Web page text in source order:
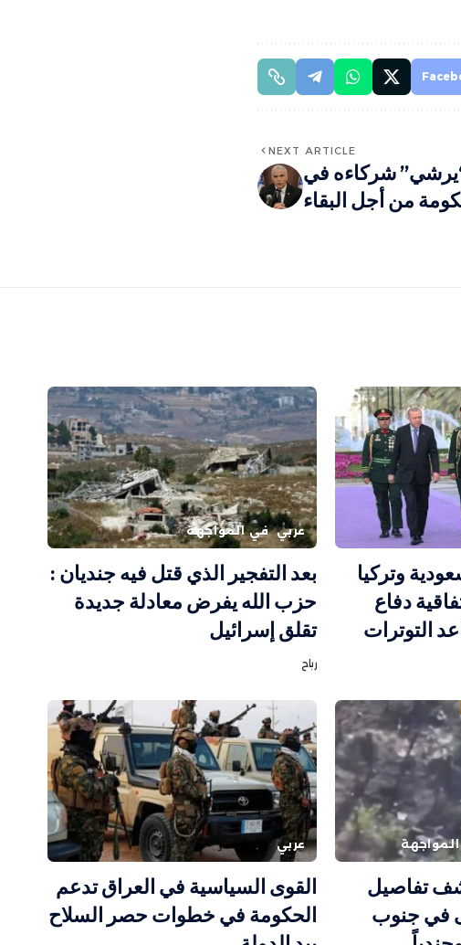
NEXT ARTICLE
“يرشي” شركاءه في
من أجل البقاء
وتركيا
دفاع
التوترات
عربي في المواجهة
بعد التفجير الذي قتل فيه جنديان :
حزب الله يفرض معادلة جديدة
تقلق إسرائيل
رباح
تفاصيل
في جنوب
عربي
القوى السياسية في العراق تدعم
الحكومة في خطوات حصر السلاح